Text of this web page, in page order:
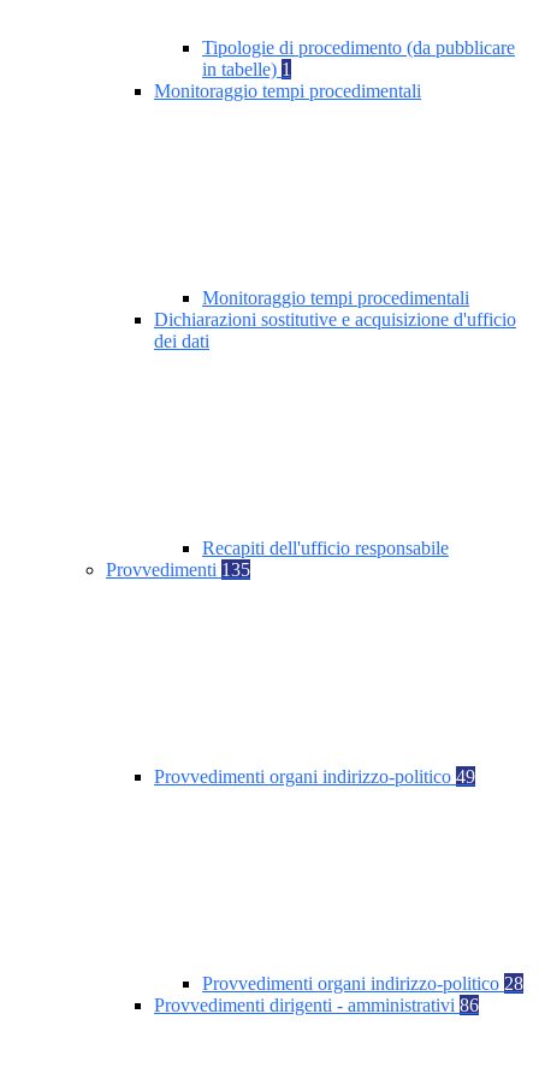
Tipologie di procedimento (da pubblicare
in tabelle) 1
Monitoraggio tempi procedimentali
Monitoraggio tempi procedimentali
Dichiarazioni sostitutive e acquisizione d'ufficio
dei dati
Recapiti dell'ufficio responsabile
Provvedimenti 135
Provvedimenti organi indirizzo-politico 49
Provvedimenti organi indirizzo-politico 28
Provvedimenti dirigenti - amministrativi 86